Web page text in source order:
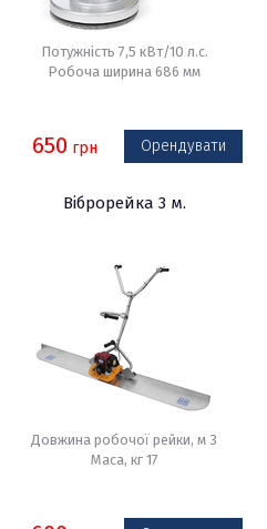
Потужність 7,5 кВт/10 л.с.
Робоча ширина 686 мм
650 грн Орендувати
Віброрейка 3 м.
Довжина робочої рейки, м 3
Маса, кг 17